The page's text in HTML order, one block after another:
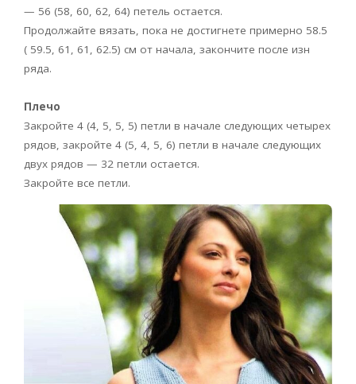
— 56 (58, 60, 62, 64) петель остается.
Продолжайте вязать, пока не достигнете примерно 58.5
( 59.5, 61, 61, 62.5) см от начала, закончите после изн
ряда.
Плечо
Закройте 4 (4, 5, 5, 5) петли в начале следующих четырех
рядов, закройте 4 (5, 4, 5, 6) петли в начале следующих
двух рядов — 32 петли остается.
Закройте все петли.